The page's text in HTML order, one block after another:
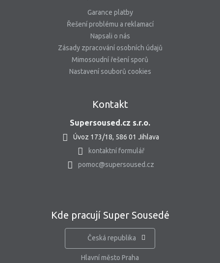
Garance platby
Řešení problému a reklamací
Napsali o nás
Zásady zpracování osobních údajů
Mimosoudní řešení sporů
Nastavení souborů cookies
Kontakt
Supersoused.cz s.r.o.
Úvoz 173/18, 586 01 Jihlava
kontaktní formulář
pomoc@supersoused.cz
Kde pracují Super Sousedé
Česká republika
Hlavní město Praha